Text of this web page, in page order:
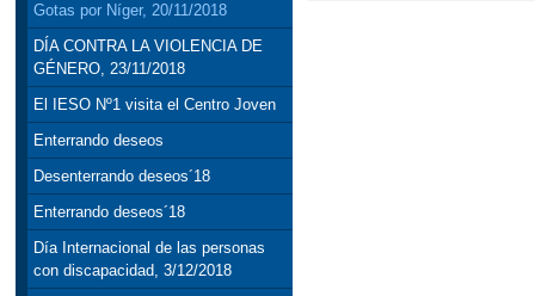
Gotas por Níger, 20/11/2018
DÍA CONTRA LA VIOLENCIA DE
GÉNERO, 23/11/2018
El IESO Nº1 visita el Centro Joven
Enterrando deseos
Desenterrando deseos´18
Enterrando deseos´18
Día Internacional de las personas
con discapacidad, 3/12/2018